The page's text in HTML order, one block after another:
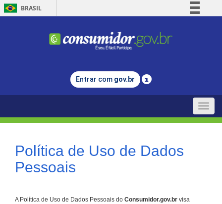
BRASIL
Comunica BR
Legislação
Entrar com gov.br
Toggle
Política de Uso de Dados
Pessoais
A Política de Uso de Dados Pessoais do Consumidor.gov.br visa